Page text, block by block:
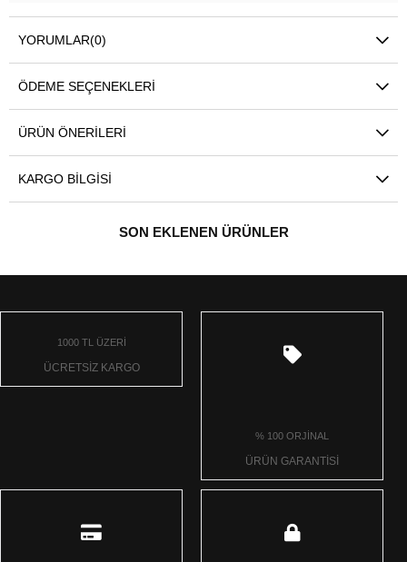
YORUMLAR(0)
ÖDEME SEÇENEKLERI
ÜRÜN ÖNERILERI
KARGO BILGISI
SON EKLENEN ÜRÜNLER
1000 TL ÜZERİ
ÜCRETSİZ KARGO
% 100 ORJİNAL
ÜRÜN GARANTİSİ